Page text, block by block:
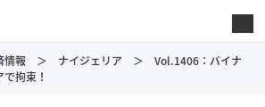
情報 ナイジェリア
Vol.1406：バイナ
拘束！